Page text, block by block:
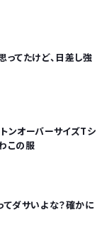
てたけど、日差し強
ンオーバーサイズTシ
この服
ダサいよな？確かに